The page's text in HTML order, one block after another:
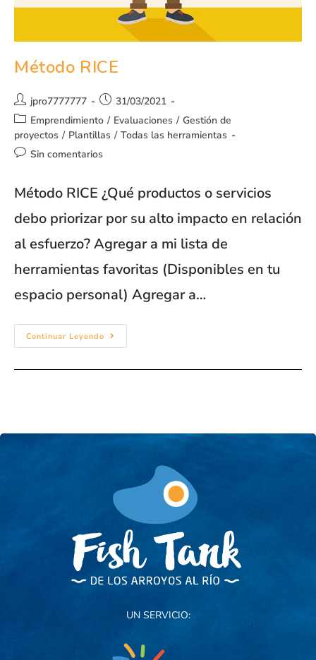
Método RICE
jpro7777777
31/03/2021
Emprendimiento / Evaluaciones / Gestión de
proyectos / Plantillas / Todas las herramientas
Sin comentarios
Método RICE ¿Qué productos o servicios
debo priorizar por su alto impacto en relación
al esfuerzo? Agregar a mi lista de
herramientas favoritas (Disponibles en tu
espacio personal) Agregar a…
Continuar Leyendo
UN SERVICIO: